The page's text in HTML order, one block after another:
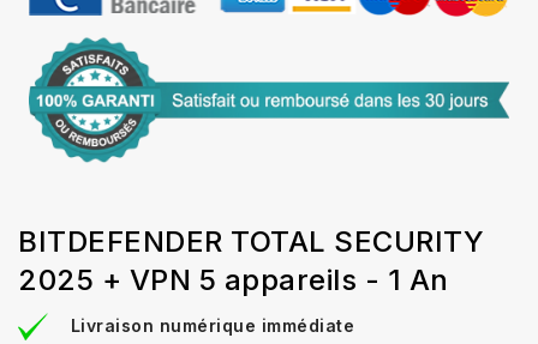
BITDEFENDER TOTAL SECURITY
2025 + VPN 5 appareils - 1 An
Livraison numérique immédiate